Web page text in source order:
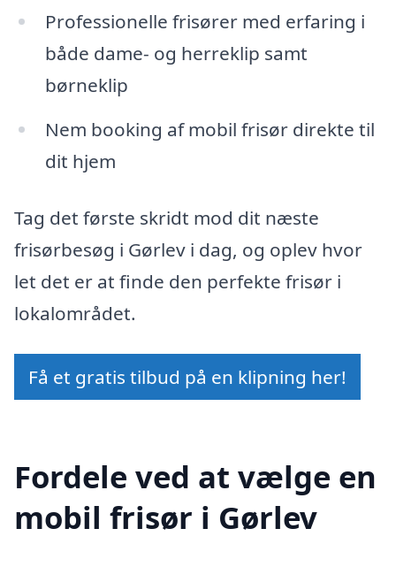
Professionelle frisører med erfaring i
både dame- og herreklip samt
børneklip
Nem booking af mobil frisør direkte til
dit hjem
Tag det første skridt mod dit næste
frisørbesøg i Gørlev i dag, og oplev hvor
let det er at finde den perfekte frisør i
lokalområdet.
Få et gratis tilbud på en klipning her!
Fordele ved at vælge en
mobil frisør i Gørlev